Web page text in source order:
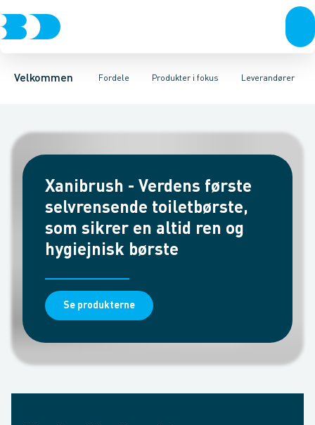
Velkommen Fordele
ProdukterKontaktBæredygtighedBD+
Produkter i fokus
Kampagner og messer24-7 BD appLevering BD.dk services
Leverandører
ProduktdokumenterEgne varemærkerHåndfri hygiejne
Bosch Home ComforthansgroheGROHEDuravitGrundfos
Xanibrush - Verdens første
selvrensende toiletbørste,
som sikrer en altid ren og
hygiejnisk børste
Se produkterne